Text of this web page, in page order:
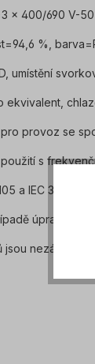
x 400/690 V-
%,
umístění
ekvivalent,
provoz se
s
a IEC 364
úprav
nezávazné